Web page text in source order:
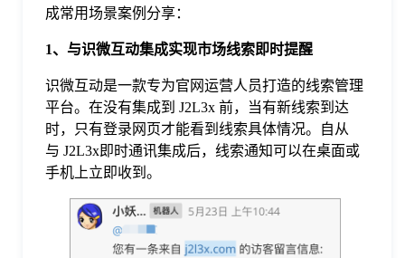
常
题
成常用场景案例分享：
1、 与识微互动集成实现市场线索即时提醒
识微互动是一款专为官网运营人员打造的线索管理
平台。在没有集成到 J2L3x 前，当有新线索到达
时，只有登录网页才能看到线索具体情况。自从
与 J2L3x即时通讯集成后，线索通知可以在桌面或
手机上立即收到。